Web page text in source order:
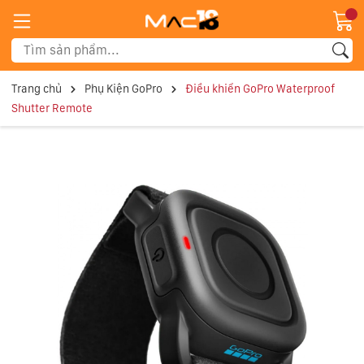
Trang chủ Phụ Kiện GoPro
Điều khiển GoPro Waterproof
Shutter Remote